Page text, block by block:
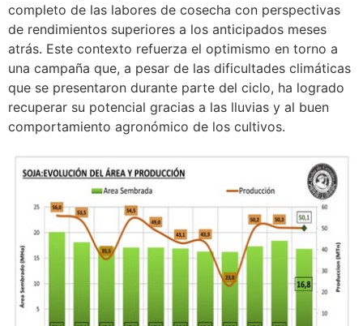
completo de las labores de cosecha con perspectivas
de rendimientos superiores a los anticipados meses
atrás. Este contexto refuerza el optimismo en torno a
una campaña que, a pesar de las dificultades climáticas
que se presentaron durante parte del ciclo, ha logrado
recuperar su potencial gracias a las lluvias y al buen
comportamiento agronómico de los cultivos.